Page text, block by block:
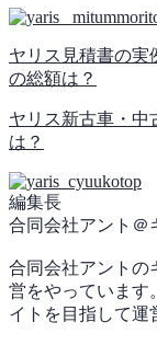
ヤリス見積書の実
の総額は？
ヤリス新古車・中
は？
編集長
合同会社アント＠
合同会社アントの
営をやっています
イトを目指して運